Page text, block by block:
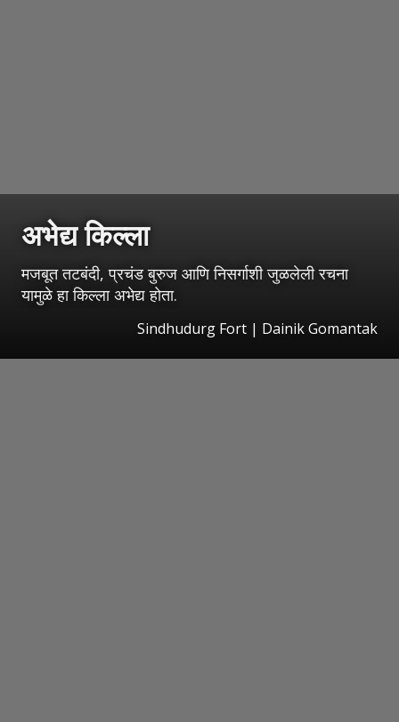
अभेद्य किल्ला
मजबूत तटबंदी, प्रचंड बुरुज आणि निसर्गाशी जुळलेली रचना
यामुळे हा किल्ला अभेद्य होता.
Sindhudurg Fort | Dainik Gomantak